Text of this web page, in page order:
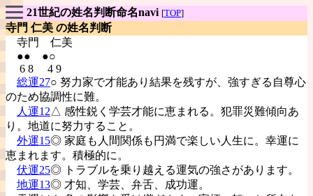
21世紀の姓名判断命名navi [TOP]
寺門 仁美 の姓名判断
寺門 仁美
●● ●○
6 8 4 9
総運27○ 努力家で才能あり結果を残すが、強すぎる自尊心
のため協調性に難。
人運12△ 感性鋭く学芸才能に恵まれる。犯罪災難傾向あ
り。地道に努力すること。
外運15◎ 家庭も人間関係も円満で楽しい人生に。幸運に
恵まれます。積極的に。
伏運25◎ トラブルを乗り越える運気の強さがあります。
地運13◎ 才知、学芸、弁舌、成功運。